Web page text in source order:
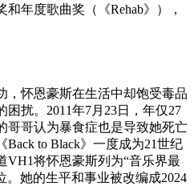
年度歌曲奖（《Rehab》），
，怀恩豪斯在生活中却饱受毒品
扰。2011年7月23日，年仅27
哥哥认为暴食症也是导致她死亡
to Black》一度成为21世纪
VH1将怀恩豪斯列为“音乐界最
。她的生平和事业被改编成2024